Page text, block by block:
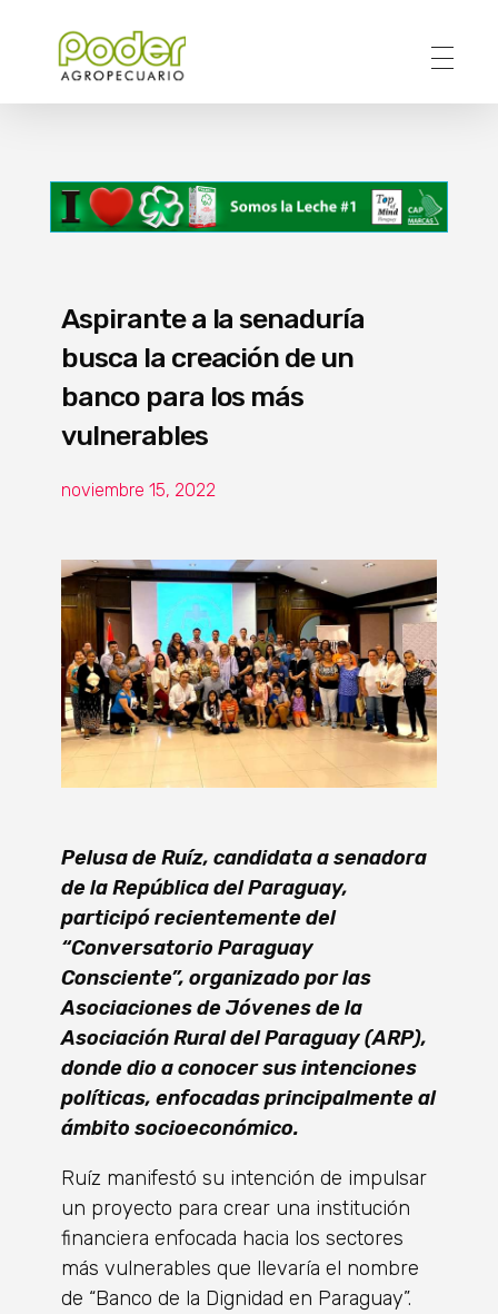
Aspirante a la senaduría
busca la creación de un
banco para los más
vulnerables
noviembre 15, 2022
Pelusa de Ruíz, candidata a senadora
de la República del Paraguay,
participó recientemente del
“Conversatorio Paraguay
Consciente”, organizado por las
Asociaciones de Jóvenes de la
Asociación Rural del Paraguay (ARP),
donde dio a conocer sus intenciones
políticas, enfocadas principalmente al
ámbito socioeconómico.
Ruíz manifestó su intención de impulsar
un proyecto para crear una institución
financiera enfocada hacia los sectores
más vulnerables que llevaría el nombre
de “Banco de la Dignidad en Paraguay”.